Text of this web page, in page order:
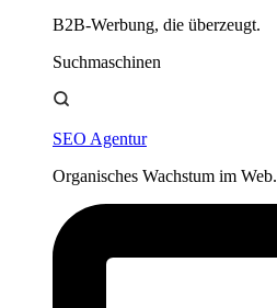
B2B-Werbung, die überzeugt.
Suchmaschinen
SEO Agentur
Organisches Wachstum im Web.